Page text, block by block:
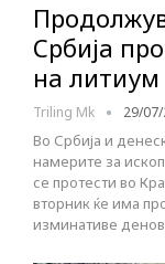
Србија
на литиум
Triling Mk 29/
Во Србија и
намерите за
се протести во
вторник ќе има
изминативе